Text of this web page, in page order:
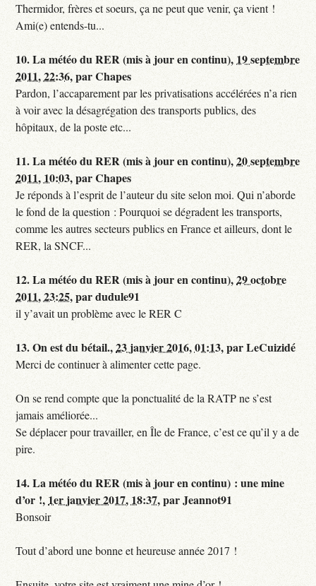
Thermidor, frères et soeurs, ça ne peut que venir, ça vient !
Ami(e) entends-tu...
10.La météo du RER (mis à jour en continu), 19 septembre
2011, 22:36,parChapes
Pardon, l’accaparement par les privatisations accélérées n’a rien
à voir avec la désagrégation des transports publics, des
hôpitaux, de la poste etc...
11.La météo du RER (mis à jour en continu),20 septembre
2011, 10:03,parChapes
Je réponds à l’esprit de l’auteur du site selon moi. Qui n’aborde
le fond de la question : Pourquoi se dégradent les transports,
comme les autres secteurs publics en France et ailleurs, dont le
RER, la SNCF...
12.La météo du RER (mis à jour en continu),29 octobre
2011, 23:25,pardudule91
il y’avait un problème avec le RER C
13.On est du bétail.,23 janvier 2016, 01:13,parLeCuizidé
Merci de continuer à alimenter cette page.
On se rend compte que la ponctualité de la RATP ne s’est
jamais améliorée...
Se déplacer pour travailler, en Île de France, c’est ce qu’il y a de
pire.
14.La météo du RER (mis à jour en continu) : une mine
d’or !, 1er janvier 2017, 18:37,parJeannot91
Bonsoir
Tout d’abord une bonne et heureuse année 2017 !